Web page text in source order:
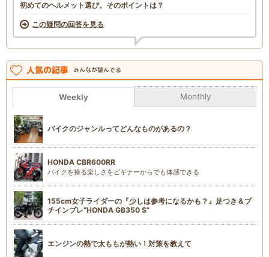
初めてのヘルメット選び。そのポイントは？
この疑問の回答を見る
人気の記事 みんなが読んでる
Weekly Monthly
バイクのジャンルってどんなものがあるの？
HONDA CBR600RR
バイクを操る楽しさをビギナーからでも体感できる
155cm女子ライダーの『少しは参考になるかも？』足つき＆プ
チインプレ“HONDA GB350 S”
エンジンの熱で太ももが熱い！対策を教えて